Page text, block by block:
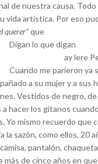
de nuestra causa. Todo
vida artística. Por eso
querer”que
lo que
ay lere Pete
parieron ya salí
a su mujer y a sus
Vestidos de negro, de
hacer los gitanos
Yo mismo recuerdo que
la sazón, como ellos, 20
pantalón,
de cinco años en